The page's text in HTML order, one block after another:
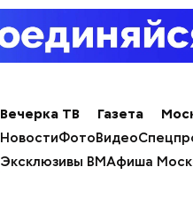
Вечерка ТВ Газета
НовостиФотоВидео
Эксклюзивы ВМАфиша